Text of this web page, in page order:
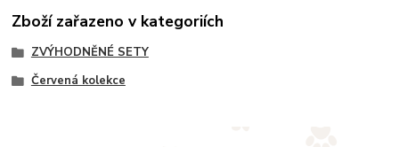
Zboží zařazeno v kategoriích
ZVÝHODNĚNÉ SETY
Červená kolekce